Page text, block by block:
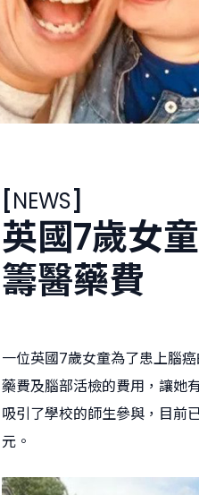
NEWS
英國7歲女
籌醫藥費
一位英國7歲女童為了患上腦
藥費及腦部活檢的費用，讓她
吸引了學校的師生參與，目前
元。